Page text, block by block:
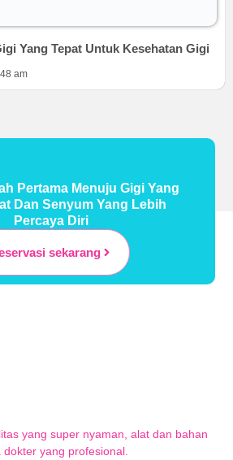
Yang Tepat Untuk Kesehatan Gigi
am
Pertama Menuju Gigi Yang
Dan Senyum Yang Lebih
Percaya Diri
sekarang
yang super nyaman, alat dan bahan
yang profesional.